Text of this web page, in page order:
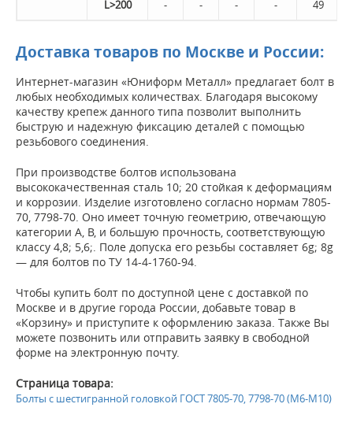
L>200 - - - - 49
Доставка товаров по Москве и России:
Интернет-магазин «Юниформ Металл» предлагает болт в
любых необходимых количествах. Благодаря высокому
качеству крепеж данного типа позволит выполнить
быструю и надежную фиксацию деталей с помощью
резьбового соединения.
При производстве болтов использована
высококачественная сталь 10; 20 стойкая к деформациям
и коррозии. Изделие изготовлено согласно нормам 7805-
70, 7798-70. Оно имеет точную геометрию, отвечающую
категории А, В, и большую прочность, соответствующую
классу 4,8; 5,6;. Поле допуска его резьбы составляет 6g; 8g
— для болтов по ТУ 14-4-1760-94.
Чтобы купить болт по доступной цене с доставкой по
Москве и в другие города России, добавьте товар в
«Корзину» и приступите к оформлению заказа. Также Вы
можете позвонить или отправить заявку в свободной
форме на электронную почту.
Страница товара:
Болты с шестигранной головкой ГОСТ 7805-70, 7798-70 (М6-М10)